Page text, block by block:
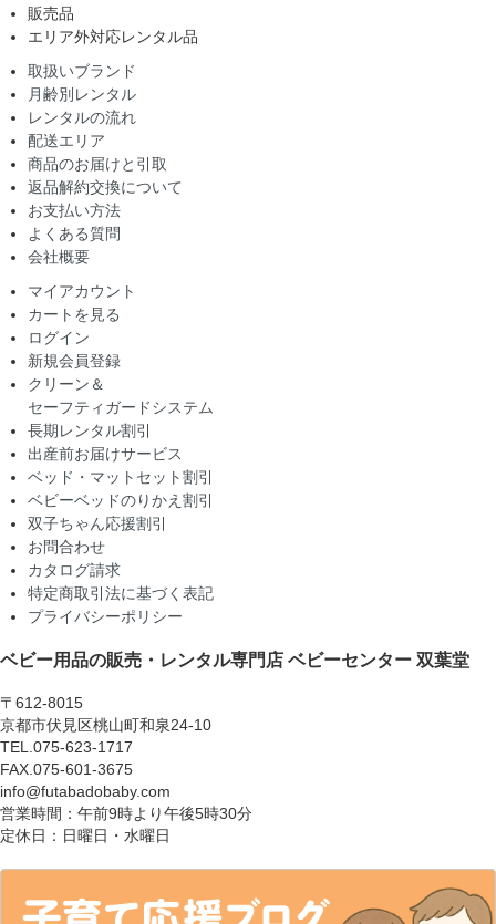
販売品
エリア外対応レンタル品
取扱いブランド
月齢別レンタル
レンタルの流れ
配送エリア
商品のお届けと引取
返品解約交換について
お支払い方法
よくある質問
会社概要
マイアカウント
カートを見る
ログイン
新規会員登録
クリーン＆
セーフティガードシステム
長期レンタル割引
出産前お届けサービス
ベッド・マットセット割引
ベビーベッドのりかえ割引
双子ちゃん応援割引
お問合わせ
カタログ請求
特定商取引法に基づく表記
プライバシーポリシー
ベビー用品の販売・レンタル専門店 ベビーセンター 双葉堂
〒612-8015
京都市伏見区桃山町和泉24-10
TEL.075-623-1717
FAX.075-601-3675
info@futabadobaby.com
営業時間：午前9時より午後5時30分
定休日：日曜日・水曜日